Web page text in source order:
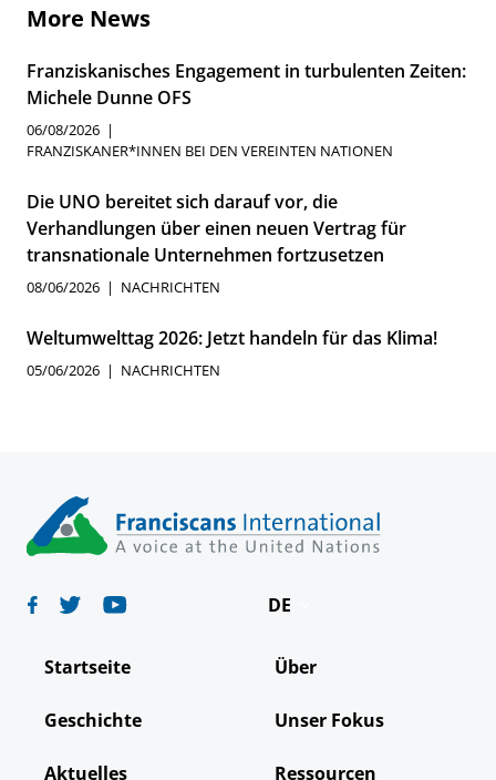
More News
Franziskanisches Engagement in turbulenten Zeiten:
Michele Dunne OFS
06/08/2026
FRANZISKANER*INNEN BEI DEN VEREINTEN NATIONEN
Die UNO bereitet sich darauf vor, die
Verhandlungen über einen neuen Vertrag für
transnationale Unternehmen fortzusetzen
08/06/2026 NACHRICHTEN
Weltumwelttag 2026: Jetzt handeln für das Klima!
05/06/2026 NACHRICHTEN
DE
English
Italiano
Startseite Über
Geschichte Unser Fokus
Aktuelles Ressourcen